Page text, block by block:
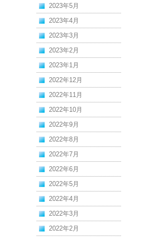
2023年5月
2023年4月
2023年3月
2023年2月
2023年1月
2022年12月
2022年11月
2022年10月
2022年9月
2022年8月
2022年7月
2022年6月
2022年5月
2022年4月
2022年3月
2022年2月